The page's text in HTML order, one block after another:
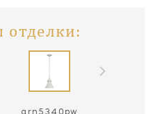
отделки:
arn5340pw